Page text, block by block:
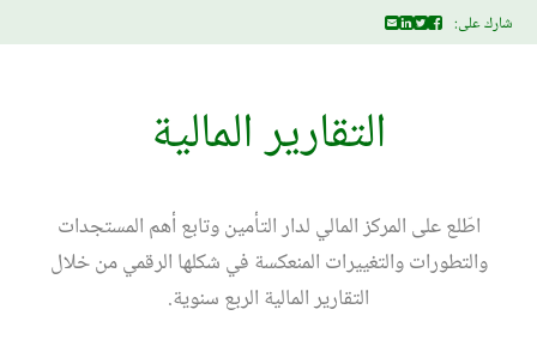
شارك على:
التقارير المالية
اطّلع على المركز المالي لدار التأمين وتابع أهم المستجدات
والتطورات والتغييرات المنعكسة في شكلها الرقمي من خلال
التقارير المالية الربع سنوية.